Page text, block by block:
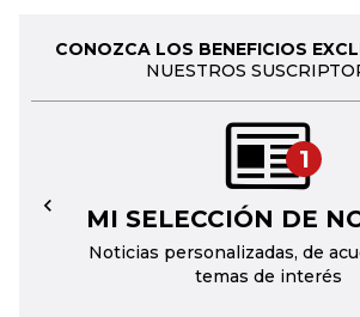
CONOZCA LOS BENEFICIOS
NUESTROS
1
MI SELECCIÓN DE
Noticias personalizadas, de
temas de interés
←